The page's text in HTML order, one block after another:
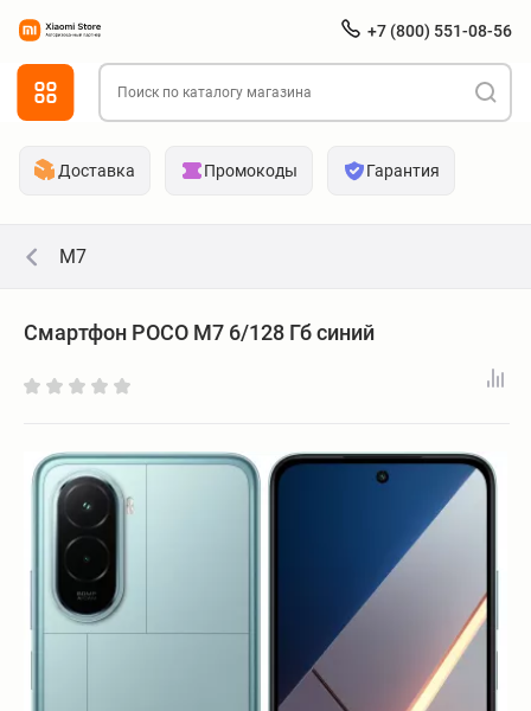
+7 (800) 551-08-56
Доставка Промокоды Гарантия
M7
Смартфон POCO M7 6/128 Гб синий